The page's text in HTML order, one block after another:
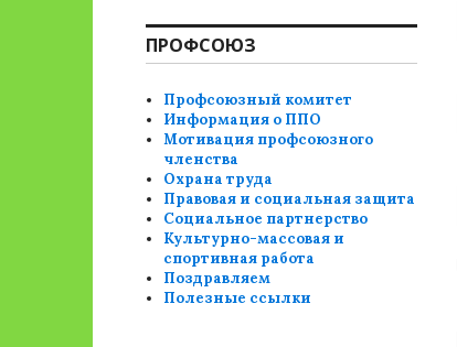
ПРОФСОЮЗ
Профсоюзный комитет
Информация о ППО
Мотивация профсоюзного
членства
Охрана труда
Правовая и социальная защита
Социальное партнерство
Культурно-массовая и
спортивная работа
Поздравляем
Полезные ссылки